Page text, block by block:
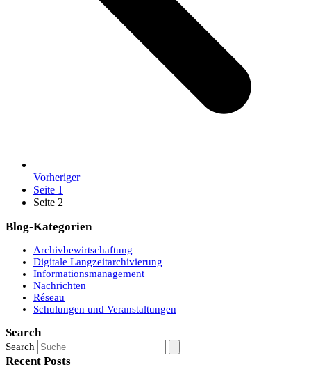
Vorheriger
Seite 1
Seite 2
Blog-Kategorien
Archivbewirtschaftung
Digitale Langzeitarchivierung
Informationsmanagement
Nachrichten
Réseau
Schulungen und Veranstaltungen
Search
Search
Recent Posts